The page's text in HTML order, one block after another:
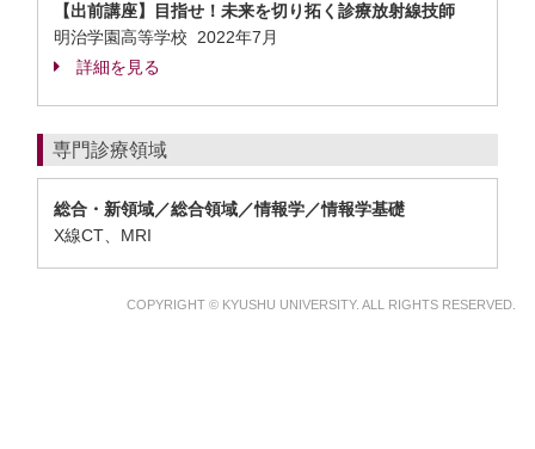
【出前講座】目指せ！未来を切り拓く診療放射線技師
明治学園高等学校 2022年7月
詳細を見る
専門診療領域
総合・新領域／総合領域／情報学／情報学基礎
X線CT、MRI
COPYRIGHT © KYUSHU UNIVERSITY. ALL RIGHTS RESERVED.